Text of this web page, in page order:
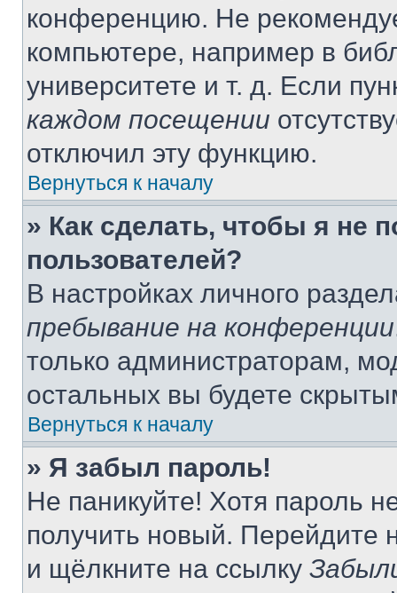
конференцию. Не
компьютере, например в
университете и т. д. Если
каждом посещении
отключил эту функцию.
Вернуться к началу
» Как сделать, чтобы я не
пользователей?
В настройках личного
пребывание на конференции
только администраторам,
остальных вы будете
Вернуться к началу
» Я забыл пароль!
Не паникуйте! Хотя пароль
получить новый. Перейдите
и щёлкните на ссылку